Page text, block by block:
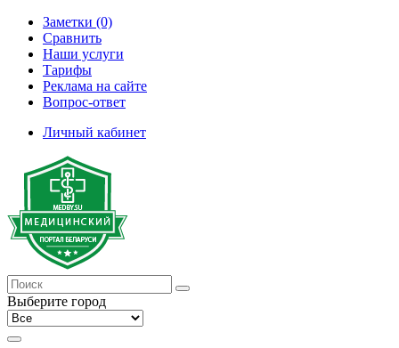
Заметки (0)
Сравнить
Наши услуги
Тарифы
Реклама на сайте
Вопрос-ответ
Личный кабинет
Выберите город